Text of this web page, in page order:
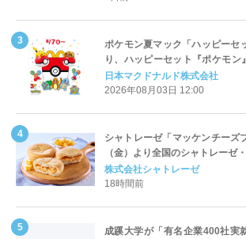
ポケモン夏マック「ハッピーセ
り、ハッピーセット『ポケモン
定登場
日本マクドナルド株式会社
2026年08月03日 12:00
シャトレーゼ「マッケンチーズ
（金）より全国のシャトレーゼ
株式会社シャトレーゼ
18時間前
成蹊大学が「有名企業400社実